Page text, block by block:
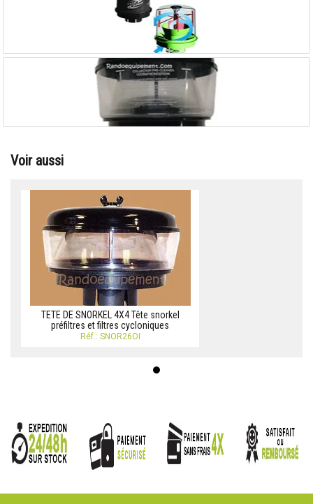
Voir aussi
TETE DE SNORKEL 4X4 Tête snorkel
préfiltres et filtres cycloniques
Réf.: SNOR26OI